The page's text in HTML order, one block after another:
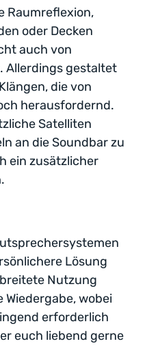
Raumreflexion,
oder Decken
auch von
Allerdings gestaltet
die von
herausfordernd.
Satelliten
an die Soundbar zu
ein zusätzlicher
Lösung
Nutzung
wobei
erforderlich
euch liebend gerne